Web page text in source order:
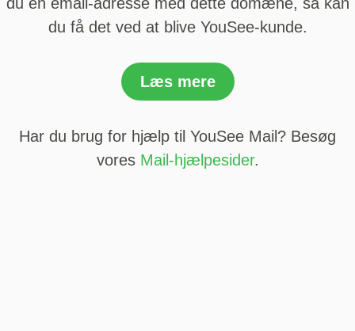
du få det ved at blive YouSee-kunde.
Læs mere
Har du brug for hjælp til YouSee Mail? Besøg
vores Mail-hjælpesider.